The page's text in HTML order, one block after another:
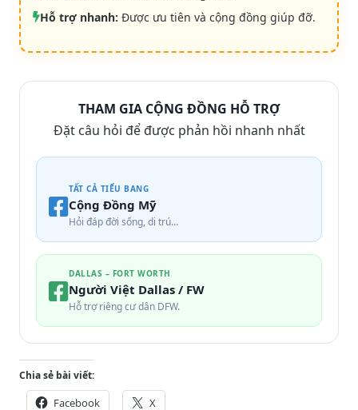
Hỗ trợ nhanh: Được ưu tiên và cộng đồng giúp đỡ.
THAM GIA CỘNG ĐỒNG HỖ TRỢ
Đặt câu hỏi để được phản hồi nhanh nhất
TẤT CẢ TIỂU BANG
Cộng Đồng Mỹ
Hỏi đáp đời sống, di trú…
DALLAS – FORT WORTH
Người Việt Dallas / FW
Hỗ trợ riêng cư dân DFW.
Chia sẻ bài viết:
Facebook X